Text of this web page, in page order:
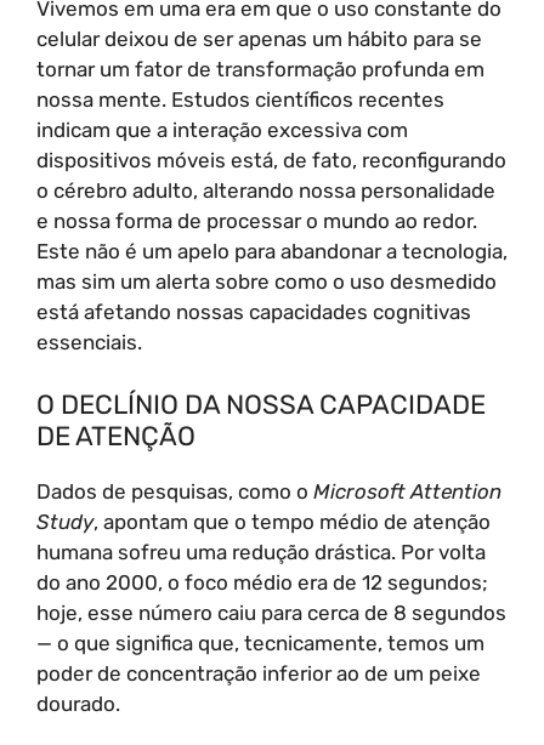
Vivemos em uma era em que o uso constante do
celular deixou de ser apenas um hábito para se
tornar um fator de transformação profunda em
nossa mente. Estudos científicos recentes
indicam que a interação excessiva com
dispositivos móveis está, de fato, reconfigurando
o cérebro adulto, alterando nossa personalidade
e nossa forma de processar o mundo ao redor.
Este não é um apelo para abandonar a tecnologia,
mas sim um alerta sobre como o uso desmedido
está afetando nossas capacidades cognitivas
essenciais.
O DECLÍNIO DA NOSSA CAPACIDADE
DE ATENÇÃO
Dados de pesquisas, como o Microsoft Attention
Study, apontam que o tempo médio de atenção
humana sofreu uma redução drástica. Por volta
do ano 2000, o foco médio era de 12 segundos;
hoje, esse número caiu para cerca de 8 segundos
— o que significa que, tecnicamente, temos um
poder de concentração inferior ao de um peixe
dourado.